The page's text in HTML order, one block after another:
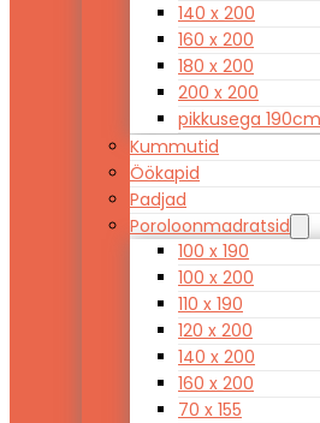
140 x 200
160 x 200
180 x 200
200 x 200
pikkusega 190cm
Kummutid
Öökapid
Padjad
Poroloonmadratsid
100 x 190
100 x 200
110 x 190
120 x 200
140 x 200
160 x 200
70 x 155